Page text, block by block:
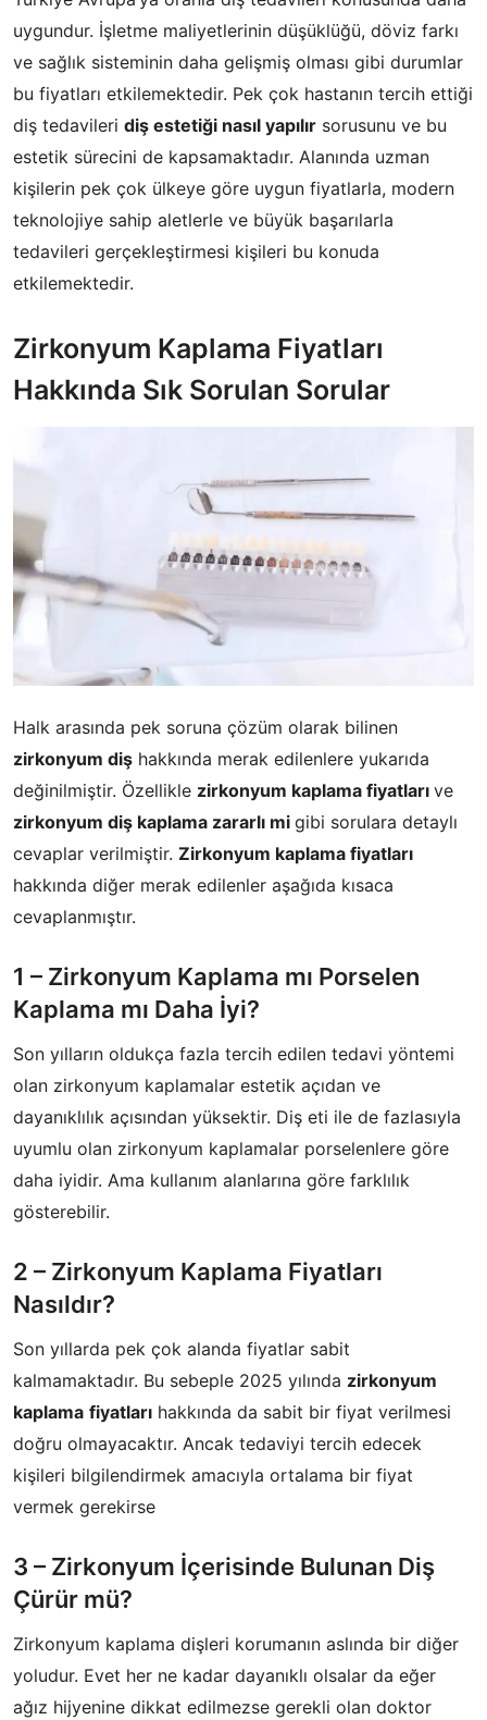
uygundur. İşletme maliyetlerinin düşüklüğü, döviz farkı
ve sağlık sisteminin daha gelişmiş olması gibi durumlar
bu fiyatları etkilemektedir. Pek çok hastanın tercih ettiği
diş tedavileri diş estetiği nasıl yapılır sorusunu ve bu
estetik sürecini de kapsamaktadır. Alanında uzman
kişilerin pek çok ülkeye göre uygun fiyatlarla, modern
teknolojiye sahip aletlerle ve büyük başarılarla
tedavileri gerçekleştirmesi kişileri bu konuda
etkilemektedir.
Zirkonyum Kaplama Fiyatları
Hakkında Sık Sorulan Sorular
Halk arasında pek soruna çözüm olarak bilinen
zirkonyum diş hakkında merak edilenlere yukarıda
değinilmiştir. Özellikle zirkonyum kaplama fiyatları ve
zirkonyum diş kaplama zararlı mi gibi sorulara detaylı
cevaplar verilmiştir. Zirkonyum kaplama fiyatları
hakkında diğer merak edilenler aşağıda kısaca
cevaplanmıştır.
1 – Zirkonyum Kaplama mı Porselen
Kaplama mı Daha İyi?
Son yılların oldukça fazla tercih edilen tedavi yöntemi
olan zirkonyum kaplamalar estetik açıdan ve
dayanıklılık açısından yüksektir. Diş eti ile de fazlasıyla
uyumlu olan zirkonyum kaplamalar porselenlere göre
daha iyidir. Ama kullanım alanlarına göre farklılık
gösterebilir.
2 – Zirkonyum Kaplama Fiyatları
Nasıldır?
Son yıllarda pek çok alanda fiyatlar sabit
kalmamaktadır. Bu sebeple 2025 yılında zirkonyum
kaplama fiyatları hakkında da sabit bir fiyat verilmesi
doğru olmayacaktır. Ancak tedaviyi tercih edecek
kişileri bilgilendirmek amacıyla ortalama bir fiyat
vermek gerekirse
3 – Zirkonyum İçerisinde Bulunan Diş
Çürür mü?
Zirkonyum kaplama dişleri korumanın aslında bir diğer
yoludur. Evet her ne kadar dayanıklı olsalar da eğer
ağız hijyenine dikkat edilmezse gerekli olan doktor